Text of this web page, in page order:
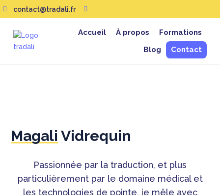
 contact@tradali.fr 
Accueil À propos
Formations
Blog
Contact
Magali Vidrequin
Passionnée par la traduction, et plus
particulièrement par le domaine médical et
les technologies de pointe, je mêle avec